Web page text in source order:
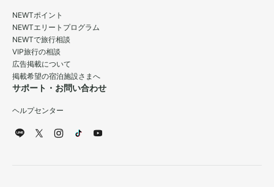
NEWTポイント
NEWTエリートプログラム
NEWTで旅行相談
VIP旅行の相談
広告掲載について
掲載希望の宿泊施設さまへ
サポート・お問い合わせ
ヘルプセンター